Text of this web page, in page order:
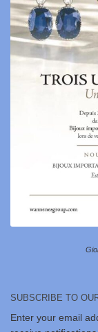
SUBSCRIBE TO
Enter your email